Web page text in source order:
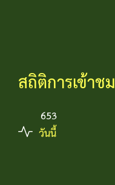
สถิติการเข้าชม
653
วันนี้